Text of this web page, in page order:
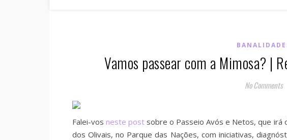
Vamos passear com a Mimosa? |
No Comments
Falei-vosneste post sobre o Passeio Avós e Netos, que
dos Olivais, no Parque das Nações, com iniciativas,